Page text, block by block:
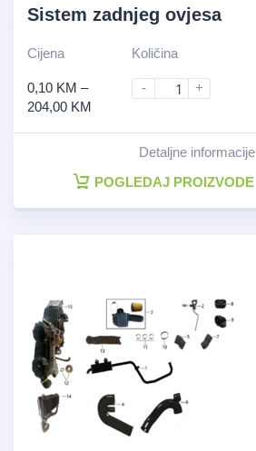
Sistem zadnjeg ovjesa
Cijena
0,10 KM –
204,00 KM
Količina
- +
Detaljne informacije
POGLEDAJ PROIZVODE